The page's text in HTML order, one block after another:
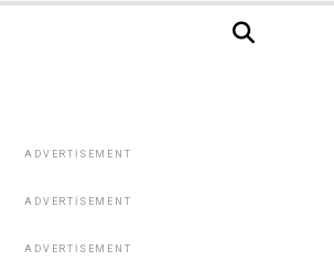
ADVERTISEMENT
ADVERTISEMENT
ADVERTISEMENT